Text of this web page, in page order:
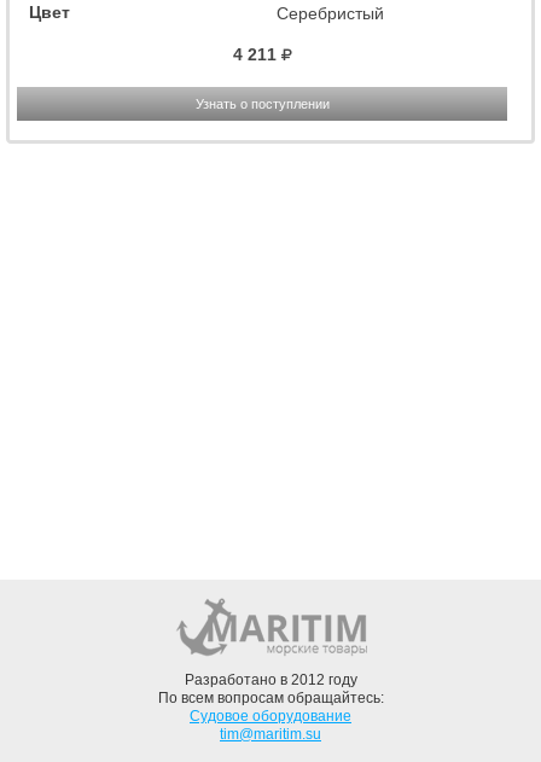
Цвет
Серебристый
4 211
Узнать о поступлении
Разработано в 2012 году
По всем вопросам обращайтесь:
Судовое оборудование
tim@maritim.su